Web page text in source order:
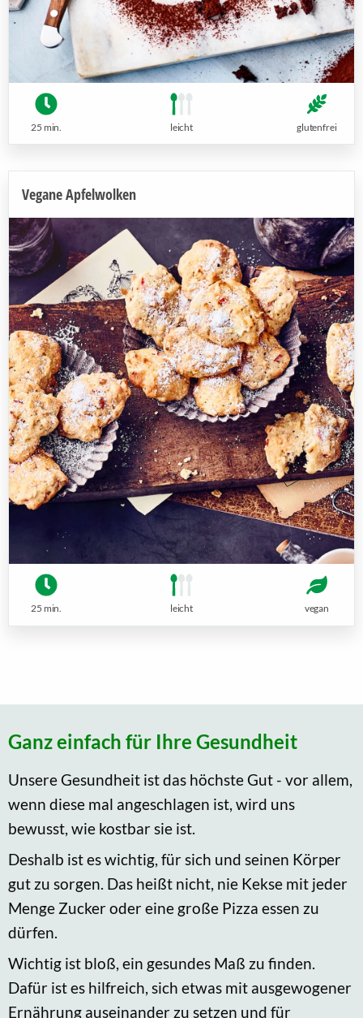
25 min. leicht glutenfrei
Vegane Apfelwolken
25 min. leicht vegan
Ganz einfach für Ihre Gesundheit
Unsere Gesundheit ist das höchste Gut - vor allem,
wenn diese mal angeschlagen ist, wird uns
bewusst, wie kostbar sie ist.
Deshalb ist es wichtig, für sich und seinen Körper
gut zu sorgen. Das heißt nicht, nie Kekse mit jeder
Menge Zucker oder eine große Pizza essen zu
dürfen.
Wichtig ist bloß, ein gesundes Maß zu finden.
Dafür ist es hilfreich, sich etwas mit ausgewogener
Ernährung auseinander zu setzen und für